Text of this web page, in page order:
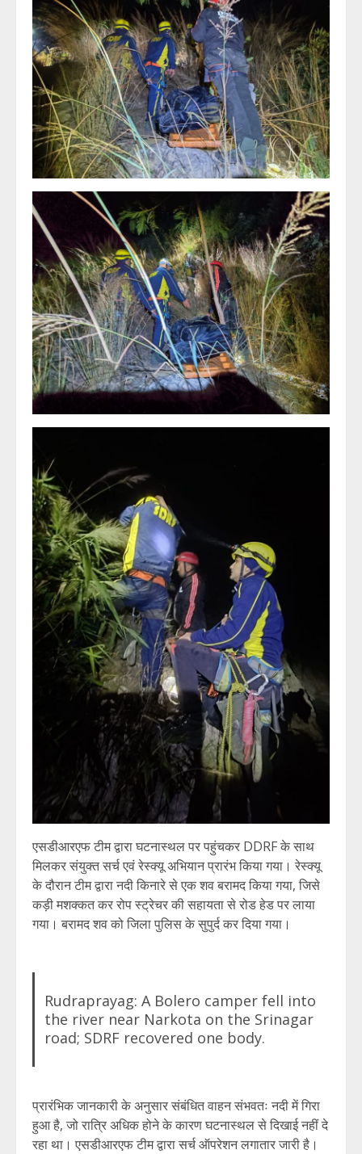
एसडीआरएफ टीम द्वारा घटनास्थल पर पहुंचकर DDRF के साथ
मिलकर संयुक्त सर्च एवं रेस्क्यू अभियान प्रारंभ किया गया। रेस्क्यू
के दौरान टीम द्वारा नदी किनारे से एक शव बरामद किया गया, जिसे
कड़ी मशक्कत कर रोप स्ट्रेचर की सहायता से रोड हेड पर लाया
गया। बरामद शव को जिला पुलिस के सुपुर्द कर दिया गया।
Rudraprayag: A Bolero camper fell into
the river near Narkota on the Srinagar
road; SDRF recovered one body.
प्रारंभिक जानकारी के अनुसार संबंधित वाहन संभवतः नदी में गिरा
हुआ है, जो रात्रि अधिक होने के कारण घटनास्थल से दिखाई नहीं दे
रहा था। एसडीआरएफ टीम द्वारा सर्च ऑपरेशन लगातार जारी है।